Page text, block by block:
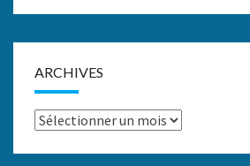
ARCHIVES
Archives